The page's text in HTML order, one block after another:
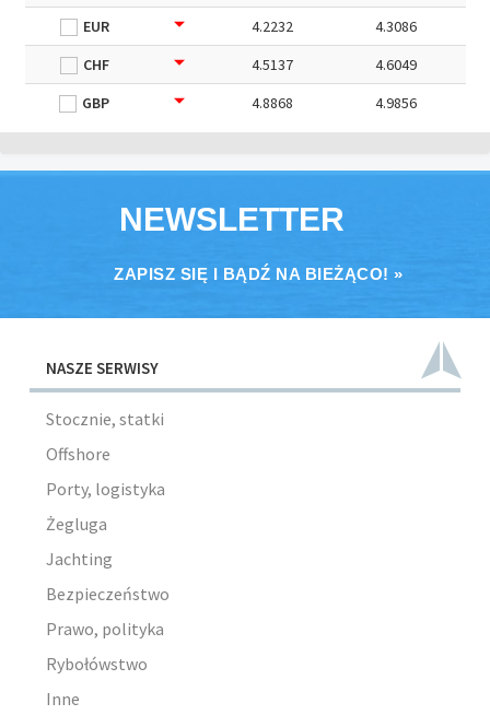
EUR
4.2232
4.3086
CHF
4.5137
4.6049
GBP
4.8868 4.9856
NEWSLETTER
ZAPISZ SIĘ I BĄDŹ NA BIEŻĄCO! »
NASZE SERWISY
Stocznie, statki
Offshore
Porty, logistyka
Żegluga
Jachting
Bezpieczeństwo
Prawo, polityka
Rybołówstwo
Inne